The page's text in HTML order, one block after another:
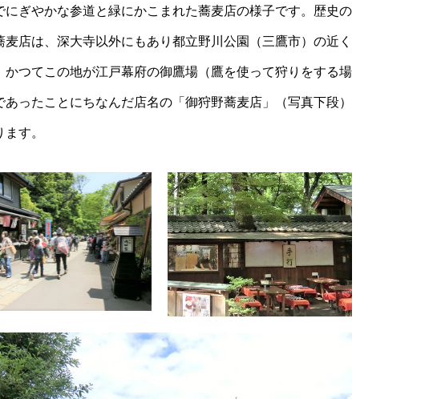
にぎやかな参道と緑にかこまれた蕎麦店の様子です。歴史の
麦店は、深大寺以外にもあり都立野川公園（三鷹市）の近く
かつてこの地が江戸幕府の御鷹場（鷹を使って狩りをする場
あったことにちなんだ店名の「御狩野蕎麦店」（写真下段）
す。